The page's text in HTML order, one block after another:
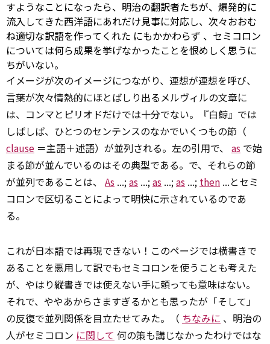
すようなことになったら、明治の翻訳者たちが、爆発的に
流入してきた西洋語にあれだけ見事に対応し、次々おおむ
ね適切な訳語を作ってくれた にもかかわらず 、セミコロン
については何ら成果を挙げなかったことを恨めしく思うに
ちがいない。
イメージが次のイメージにつながり、連想が連想を呼び、
言葉が次々情熱的にほとばしり出るメルヴィルの文章に
は、コンマとピリオドだけでは十分でない。『白鯨』では
しばしば、ひとつのセンテンスのなかでいくつもの節（
clause ＝主語＋述語）が並列される。左の引用で、 as で始
まる節が並んでいるのはその典型である。で、それらの節
が並列であることは、 As ...;as ...;as ...;as ...; then ...とセミ
コロンで区切ることによって明快に示されているのであ
る。
これが日本語では再現できない！このページでは横書きで
あることを悪用して訳でもセミコロンを使うことも考えた
が、やはり縦書きでは使えない手に頼っても意味はない。
それで、ややあからさますぎるかとも思ったが「そして」
の反復で並列関係を目立たせてみた。（ ちなみに 、明治の
人がセミコロン に関して 何の策も講じなかったわけではな